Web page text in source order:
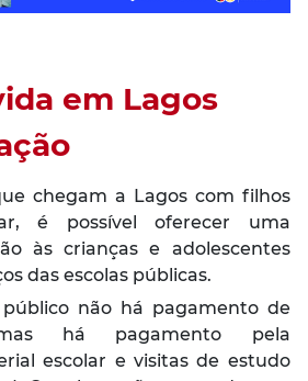
em Lagos
chegam a Lagos com filhos
é possível oferecer uma
às crianças e adolescentes
das escolas públicas.
não há pagamento de
mas há pagamento pela
escolar e visitas de estudo